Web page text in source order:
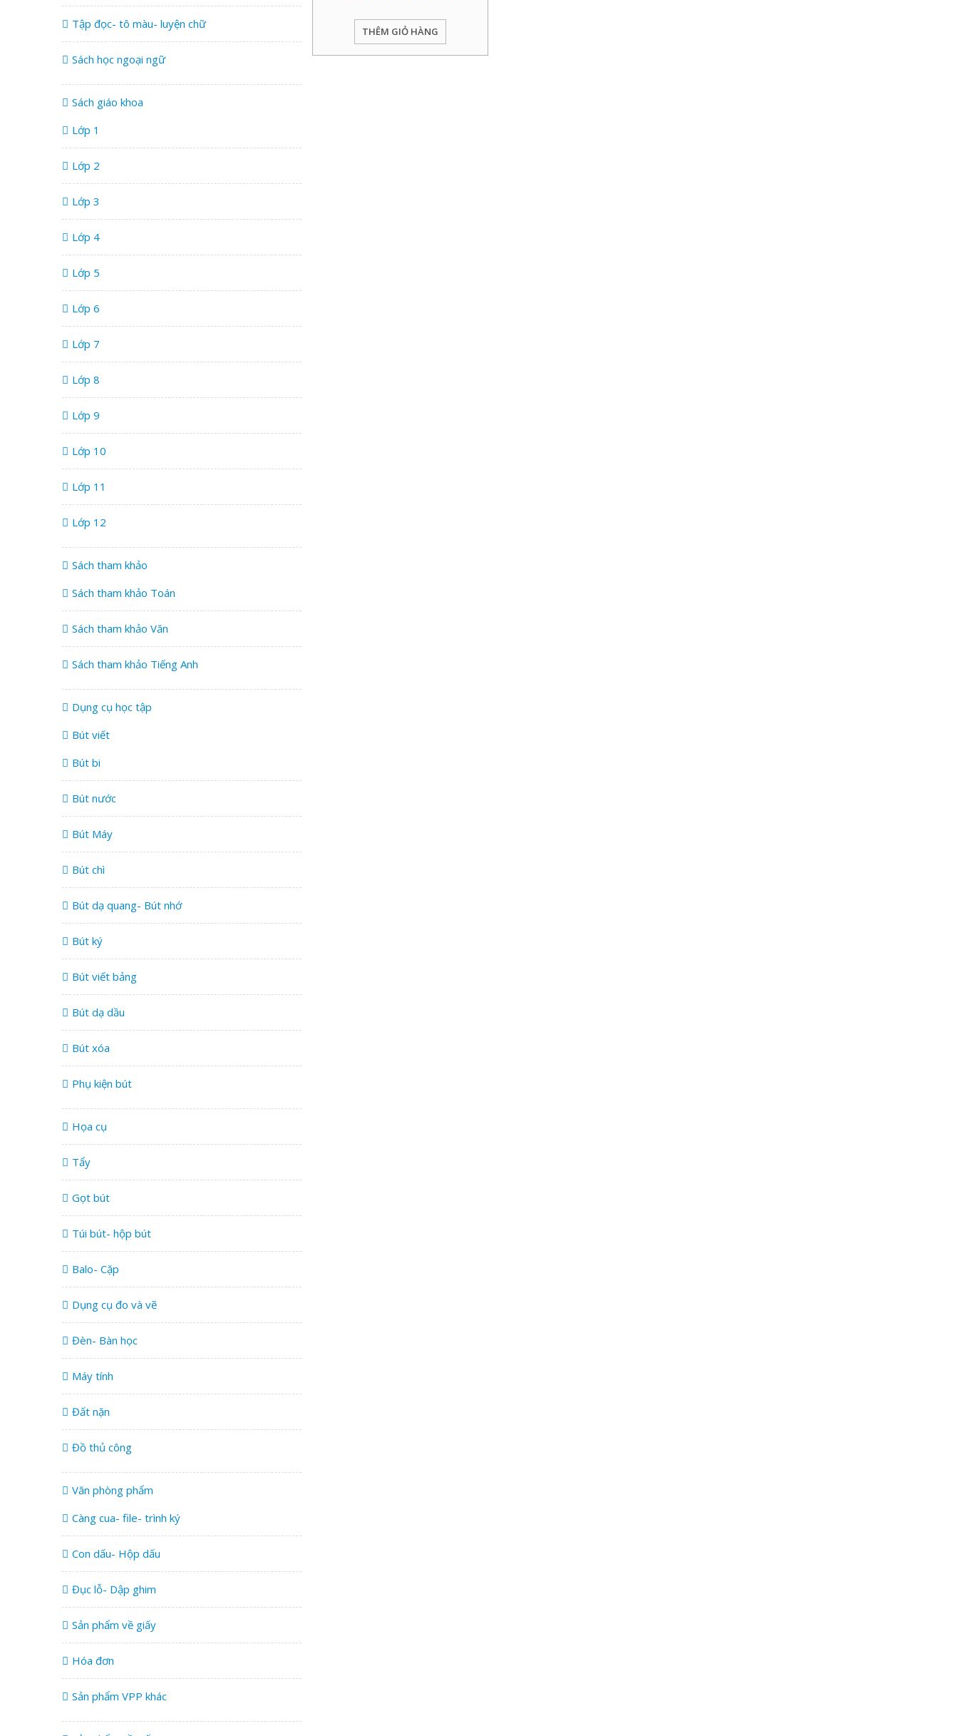
THÊM GIỎ HÀNG
Tập đọc- tô màu- luyện chữ
Sách học ngoại ngữ
Sách giáo khoa
Lớp 1
Lớp 2
Lớp 3
Lớp 4
Lớp 5
Lớp 6
Lớp 7
Lớp 8
Lớp 9
Lớp 10
Lớp 11
Lớp 12
Sách tham khảo
Sách tham khảo Toán
Sách tham khảo Văn
Sách tham khảo Tiếng Anh
Dụng cụ học tập
Bút viết
Bút bi
Bút nước
Bút Máy
Bút chì
Bút dạ quang- Bút nhớ
Bút ký
Bút viết bảng
Bút dạ dầu
Bút xóa
Phụ kiện bút
Họa cụ
Tẩy
Gọt bút
Túi bút- hộp bút
Balo- Cặp
Dụng cụ đo và vẽ
Đèn- Bàn học
Máy tính
Đất nặn
Đồ thủ công
Văn phòng phẩm
Càng cua- file- trình ký
Con dấu- Hộp dấu
Đục lỗ- Dập ghim
Sản phẩm về giấy
Hóa đơn
Sản phẩm VPP khác